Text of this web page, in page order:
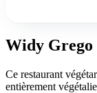
Widy Grego
Ce restaurant
entièrement